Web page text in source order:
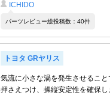
ICHIDO
パーツレビュー総投稿数：40件
トヨタ GRヤリス
気流に小さな渦を発生させること
押さえつけ、操縦安定性を確保